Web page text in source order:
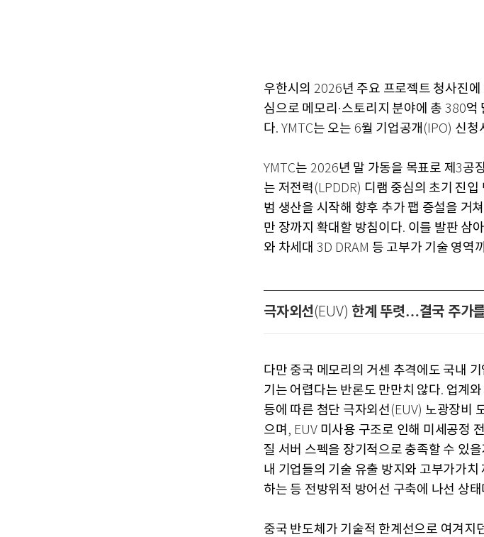
우한시의 2026년 주요 프로젝트 청사진에
심으로 메모리 ·스토리지 분야에 총 380억
다. YMTC는 오는 6월 기업공개 (IPO) 신청
YMTC는 2026년 말 가동을 목표로 제3공
는 저전력 (LPDDR) 디램 중심의 초기 진입
범 생산을 시작해 향후 추가 팹 증설을 거
만 장까지 확대할 방침이다. 이를 발판 삼
와 차세대 3D DRAM 등 고부가 기술 영역
극자외선(EUV) 한계 뚜렷…결국 주가
다만 중국 메모리의 거센 추격에도 국내
기는 어렵다는 반론도 만만치 않다. 업계
등에 따른 첨단 극자외선 (EUV) 노광장비
으며 , EUV 미사용 구조로 인해 미세공정
질 서버 스펙을 장기적으로 충족할 수 있
내 기업들의 기술 유출 방지와 고부가가치
하는 등 전방위적 방어선 구축에 나선 상태
중국 반도체가 기술적 한계선으로 여겨지